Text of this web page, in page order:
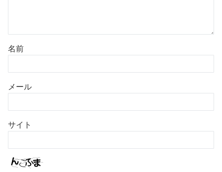
名前
メール
サイト